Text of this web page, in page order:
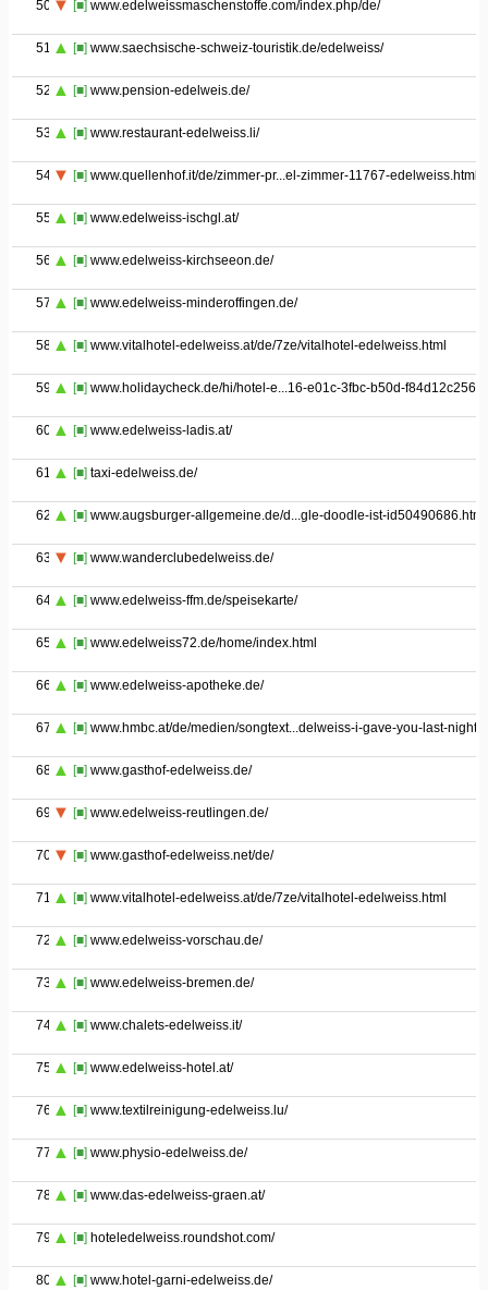
50 [■] www.edelweissmaschenstoffe.com/index.php/de/
51 [■] www.saechsische-schweiz-touristik.de/edelweiss/
52 [■] www.pension-edelweis.de/
53 [■] www.restaurant-edelweiss.li/
54 [■] www.quellenhof.it/de/zimmer-pr...el-zimmer-11767-edelweiss.html
55 [■] www.edelweiss-ischgl.at/
56 [■] www.edelweiss-kirchseeon.de/
57 [■] www.edelweiss-minderoffingen.de/
58 [■] www.vitalhotel-edelweiss.at/de/7ze/vitalhotel-edelweiss.html
59 [■] www.holidaycheck.de/hi/hotel-e...16-e01c-3fbc-b50d-
60 [■] www.edelweiss-ladis.at/
61 [■] taxi-edelweiss.de/
62 [■] www.augsburger-allgemeine.de/d...gle-doodle-ist-id50490686.html
63 [■] www.wanderclubedelweiss.de/
64 [■] www.edelweiss-ffm.de/speisekarte/
65 [■] www.edelweiss72.de/home/index.html
66 [■] www.edelweiss-apotheke.de/
67 [■] www.hmbc.at/de/medien/songtext...delweiss-i-gave-you-last-night
68 [■] www.gasthof-edelweiss.de/
69 [■] www.edelweiss-reutlingen.de/
70 [■] www.gasthof-edelweiss.net/de/
71 [■] www.vitalhotel-edelweiss.at/de/7ze/vitalhotel-edelweiss.html
72 [■] www.edelweiss-vorschau.de/
73 [■] www.edelweiss-bremen.de/
74 [■] www.chalets-edelweiss.it/
75 [■] www.edelweiss-hotel.at/
76 [■] www.textilreinigung-edelweiss.lu/
77 [■] www.physio-edelweiss.de/
78 [■] www.das-edelweiss-graen.at/
79 [■] hoteledelweiss.roundshot.com/
80 [■] www.hotel-garni-edelweiss.de/